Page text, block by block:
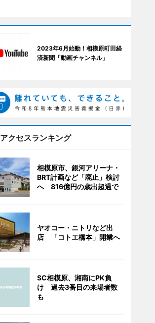
2023年6月始動！相模原町田経
済新聞「動画チャンネル」
アクセスランキング
相模原市、銀河アリーナ・
BRT計画など「廃止」検討
へ 816億円の歳出超過で
ヤオコー・ニトリなど出
店 「コトエ橋本」開業へ
SC相模原、湘南にPK負
け 過去3番目の来場者数
も